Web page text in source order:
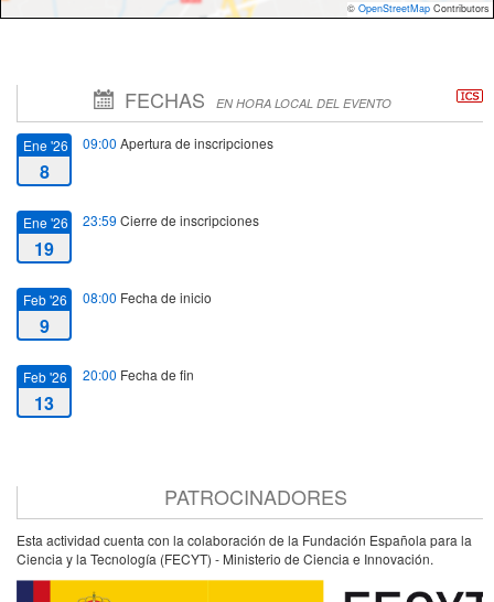
© OpenStreetMap Contributors
FECHAS EN HORA LOCAL DEL EVENTO
Ene '26
8
09:00 Apertura de inscripciones
Ene '26
19
23:59 Cierre de inscripciones
Feb '26
9
08:00 Fecha de inicio
Feb '26
13
20:00 Fecha de fin
PATROCINADORES
Esta actividad cuenta con la colaboración de la Fundación Española para la
Ciencia y la Tecnología (FECYT) - Ministerio de Ciencia e Innovación.